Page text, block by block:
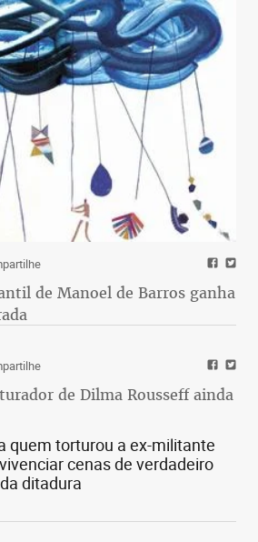
de Manoel de Barros ganha
de Dilma Rousseff ainda
quem torturou a ex-militante
cenas de verdadeiro
ditadura